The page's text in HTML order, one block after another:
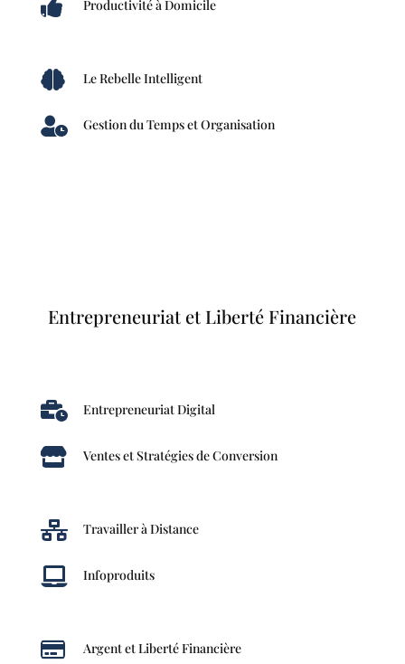
 Productivité à Domicile
 Le Rebelle Intelligent
 Gestion du Temps et Organisation
Entrepreneuriat et Liberté Financière
 Entrepreneuriat Digital
 Ventes et Stratégies de Conversion
 Travailler à Distance
 Infoproduits
 Argent et Liberté Financière